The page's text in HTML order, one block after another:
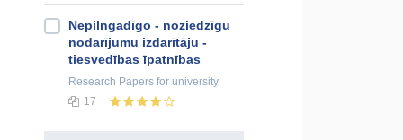
Nepilngadīgo - noziedzīgu
nodarījumu izdarītāju -
tiesvedības īpatnības
Research Papers for university
17